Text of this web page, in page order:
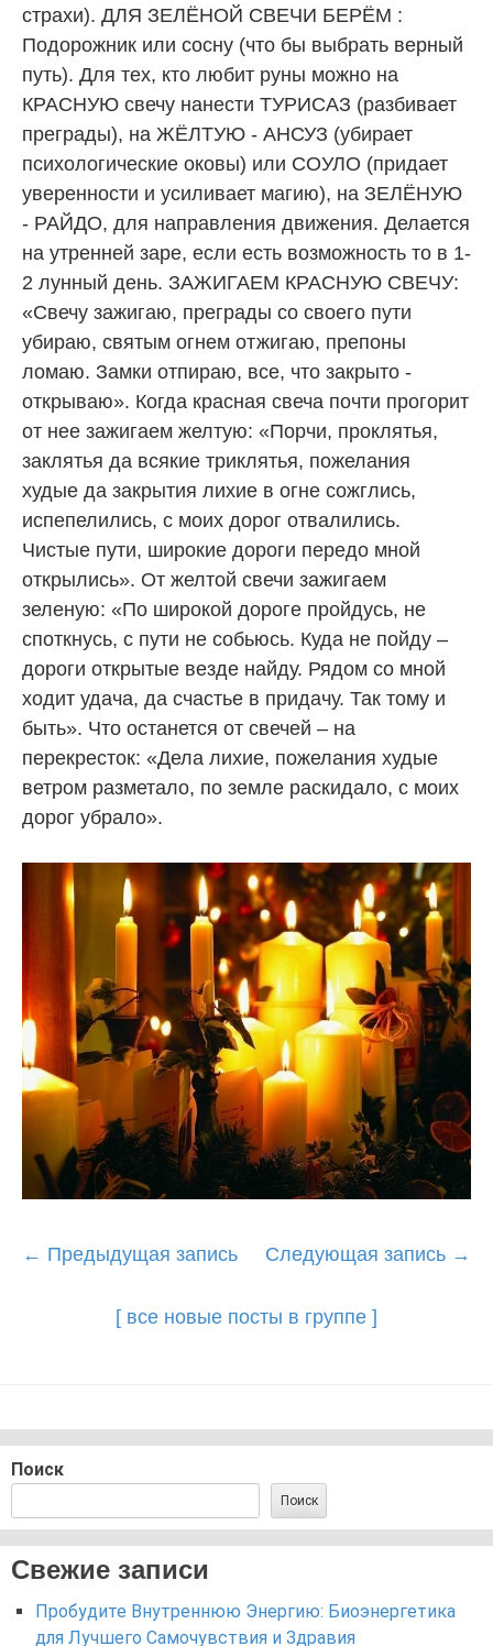
страхи). ДЛЯ ЗЕЛЁНОЙ СВЕЧИ БЕРЁМ :
Подорожник или сосну (что бы выбрать верный
путь). Для тех, кто любит руны можно на
КРАСНУЮ свечу нанести ТУРИСАЗ (разбивает
преграды), на ЖЁЛТУЮ - АНСУЗ (убирает
психологические оковы) или СОУЛО (придает
уверенности и усиливает магию), на ЗЕЛЁНУЮ
- РАЙДО, для направления движения. Делается
на утренней заре, если есть возможность то в 1-
2 лунный день. ЗАЖИГАЕМ КРАСНУЮ СВЕЧУ:
«Свечу зажигаю, преграды со своего пути
убираю, святым огнем отжигаю, препоны
ломаю. Замки отпираю, все, что закрыто -
открываю». Когда красная свеча почти прогорит
от нее зажигаем желтую: «Порчи, проклятья,
заклятья да всякие триклятья, пожелания
худые да закрытия лихие в огне сожглись,
испепелились, с моих дорог отвалились.
Чистые пути, широкие дороги передо мной
открылись». От желтой свечи зажигаем
зеленую: «По широкой дороге пройдусь, не
споткнусь, с пути не собьюсь. Куда не пойду –
дороги открытые везде найду. Рядом со мной
ходит удача, да счастье в придачу. Так тому и
быть». Что останется от свечей – на
перекресток: «Дела лихие, пожелания худые
ветром разметало, по земле раскидало, с моих
дорог убрало».
Post
← Предыдущая запись Следующая запись →
[ все новые посты в группе ]
Поиск
Поиск
Свежие записи
Пробудите Внутреннюю Энергию: Биоэнергетика
для Лучшего Самочувствия и Здравия